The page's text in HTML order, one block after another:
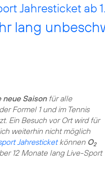
Jahresticket ab
lang
neue Saisonfür alle
Formel 1 und im Tennis
Ein Besuch vor Ort wird für
weiterhin nicht möglich
Jahresticketkönnen O2
12 Monate lang Live-Sport